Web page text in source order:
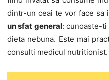
dintr-un ceai te vor face sa
un sfat general: cunoaste-
dieta nebuna. Este mai
consulti medicul nutritionist.